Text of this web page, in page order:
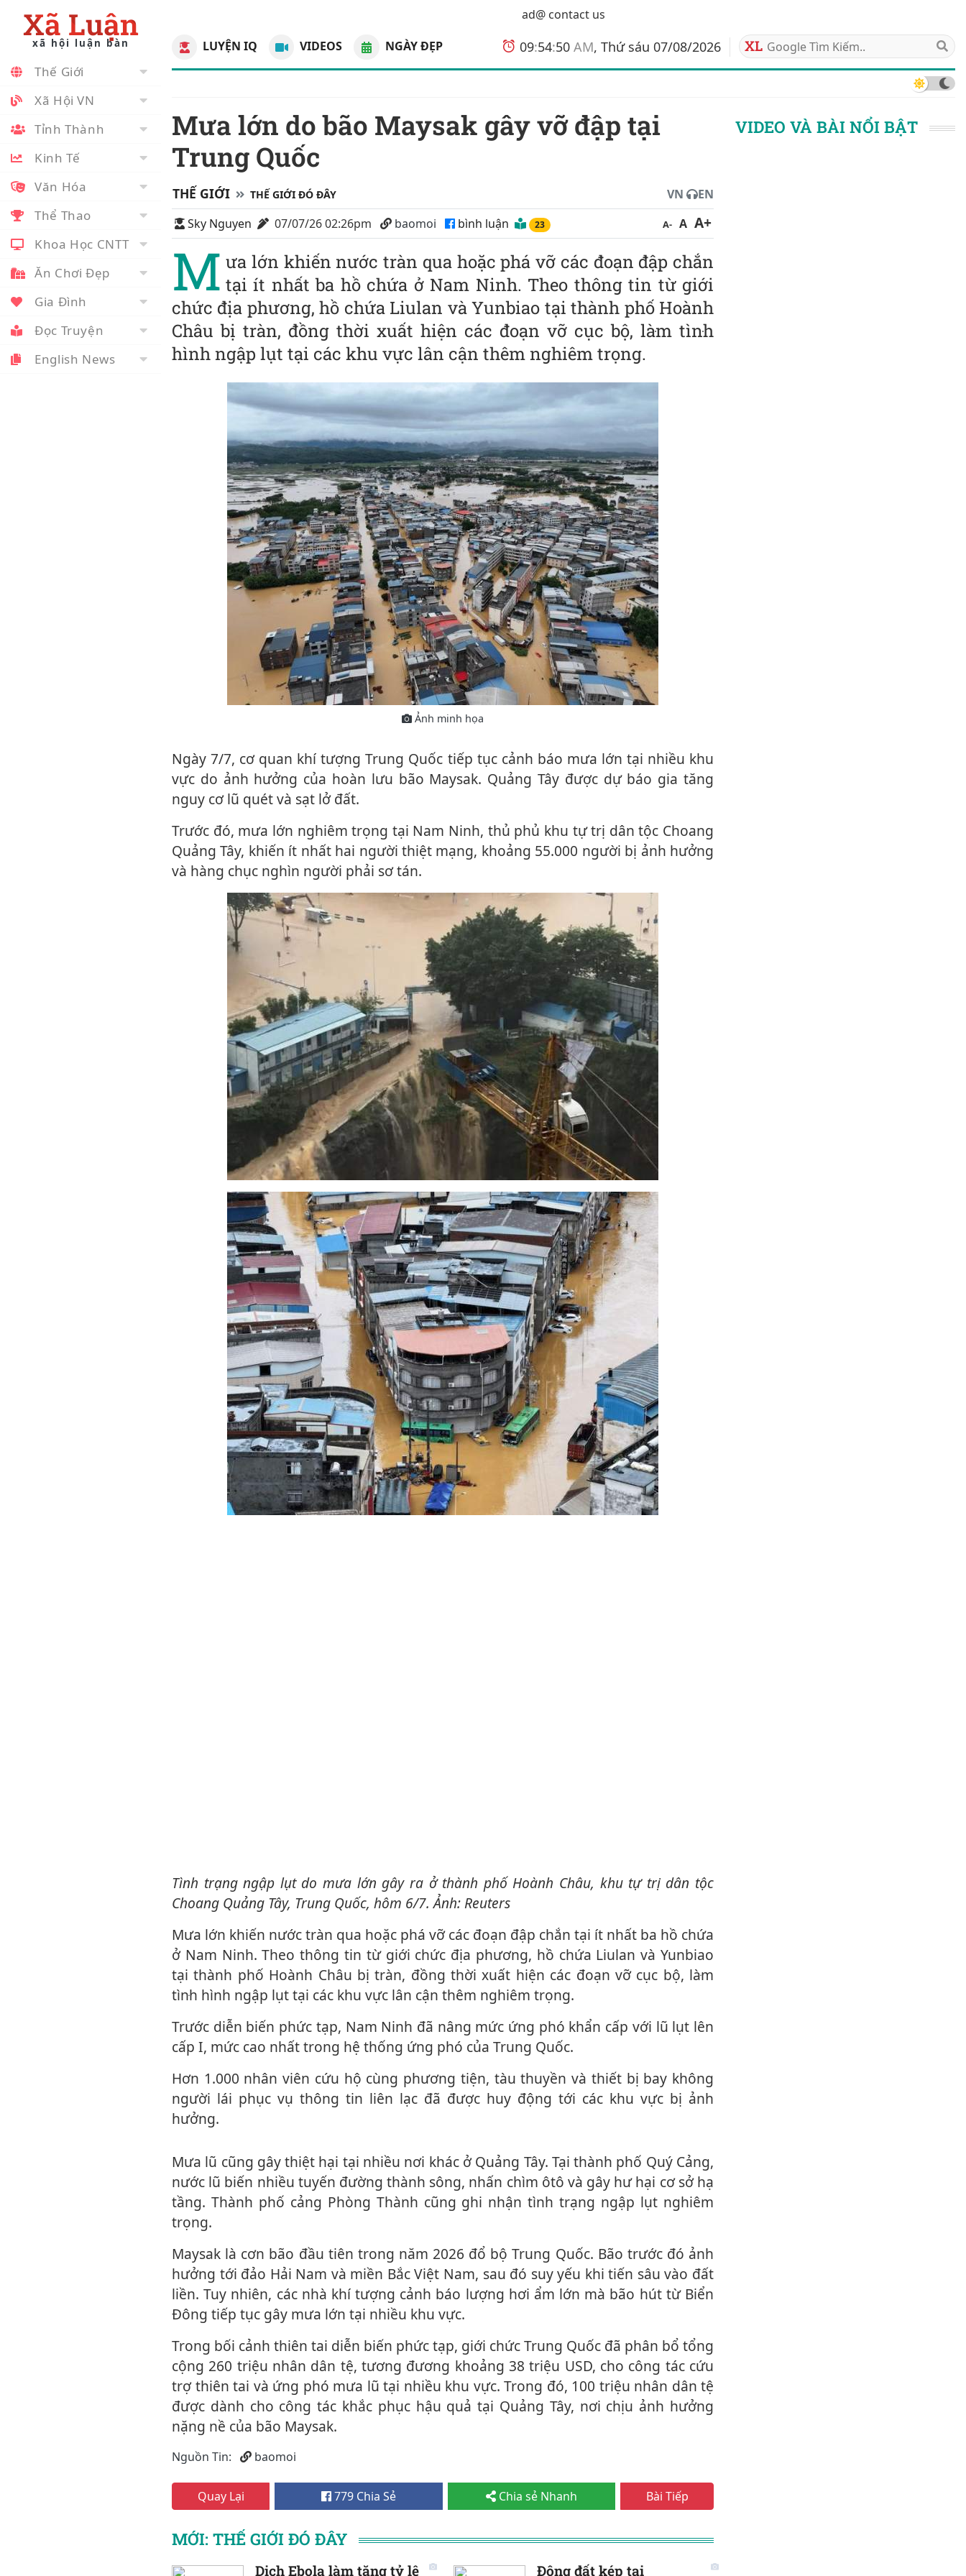
Xã Luận
xã hội luận bàn
Thế Giới
Xã Hội VN
Tỉnh Thành
Kinh Tế
Văn Hóa
Thể Thao
Khoa Học CNTT
Ăn Chơi Đẹp
Gia Đình
Đọc Truyện
English News
ad@ contact us
LUYỆN IQ
VIDEOS NGÀY ĐẸP 09:54:51 AM, Thứ sáu 07/08/2026
Mưa lớn do bão Maysak gây vỡ đập tại
Trung Quốc
THẾ GIỚI THẾ GIỚI ĐÓ ĐÂY VN
EN
Sky Nguyen
07/07/26 02:26pm baomoi bình luận 23 A- A A+
M ưa lớn khiến nước tràn qua hoặc phá vỡ các đoạn đập chắn
tại ít nhất ba hồ chứa ở Nam Ninh. Theo thông tin từ giới
chức địa phương, hồ chứa Liulan và Yunbiao tại thành phố Hoành
Châu bị tràn, đồng thời xuất hiện các đoạn vỡ cục bộ, là‌ּm tìn‌ּh
hình ngập lụt tại các khu vực lân cận thêm nghiêm trọng.
Ảnh minh họa
Ngày 7/7, cơ quan khí tượng Trung Quốc tiếp tục cảnh báo mưa lớn tại nhiều khu
vực do ảnh hưởng của hoàn lưu bão Maysak. Quảng Tây được dự báo gia tăng
nguy cơ lũ quét và sạt lở đất.
Trước đó, mưa lớn nghiêm trọng tại Nam Ninh, thủ phủ khu tự trị dân tộc Choang
Quảng Tây, khiến ít nhất hai người thiệt mạng, khoảng 55.000 người bị ảnh hưởng
và hàng chục nghìn người phải sơ tán.
Tình trạng ngập lụt do mưa lớn gây ra ở thành phố Hoành Châu, khu tự trị dân tộc
Choang Quảng Tây, Trung Quốc, hôm 6/7. Ảnh: Reuters
Mưa lớn khiến nước tràn qua hoặc phá vỡ các đoạn đập chắn tại ít nhất ba hồ chứa
ở Nam Ninh. Theo thông tin từ giới chức địa phương, hồ chứa Liulan và Yunbiao
tại thành phố Hoành Châu bị tràn, đồng thời xuất hiện các đoạn vỡ cục bộ, là‌ּm
tìn‌ּh hình ngập lụt tại các khu vực lân cận thêm nghiêm trọng.
Trước diễn biến phức tạp, Nam Ninh đã nâng mức ứng phó khẩn cấp với lũ lụt lên
cấp I, mức cao nhất trong hệ thống ứng phó của Trung Quốc.
Hơn 1.000 nhân viên cứu hộ cùng phương tiện, tàu thuyền và thiết bị bay không
người lái phục vụ thông tin liên lạc đã được huy động tới các khu vực bị ảnh
hưởng.
Mưa lũ cũng gây thiệt hại tại nhiều nơi khác ở Quảng Tây. Tại thành phố Quý Cảng,
nước lũ biến nhiều tuyến đường thành sông, nhấn chìm ôtô và gây hư hại cơ sở hạ
tầng. Thành phố cảng Phòng Thành cũng ghi nhận tình trạng ngập lụt nghiêm
trọng.
Maysak là cơn bão đầu tiên trong năm 2026 đổ bộ Trung Quốc. Bão trước đó ảnh
hưởng tới đảo Hải Nam và miền Bắc Việt Nam, sau đó suy yếu khi tiến sâu vào đất
liền. Tuy nhiên, các nhà khí tượng cảnh báo lượng hơi ẩm lớn mà bão hút từ Biển
Đông tiếp tục gây mưa lớn tại nhiều khu vực.
Trong bối cảnh thiên tai diễn biến phức tạp, giới chức Trung Quốc đã phân bổ tổng
cộng 260 triệu nhân dân tệ, tương đương khoảng 38 triệu USD, cho công tác cứu
trợ thiên tai và ứng phó mưa lũ tại nhiều khu vực. Trong đó, 100 triệu nhân dân tệ
được dành cho công tác khắc phục hậu quả tại Quảng Tây, nơi chịu ảnh hưởng
nặng nề của bão Maysak.
Nguồn Tin: baomoi
Quay Lại 779 Chia Sẻ Chia sẻ Nhanh Bài Tiếp
MỚI: THẾ GIỚI ĐÓ ĐÂY
Dịch Ebola làm tăng tỷ lệ Động đất kép tại
VIDEO VÀ BÀI NỔI BẬT